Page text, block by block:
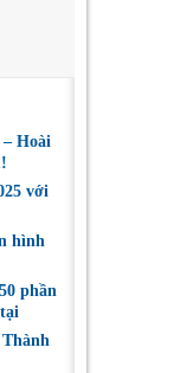
– Hoài
với
hình
phần